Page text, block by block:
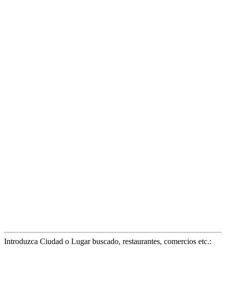
Introduzca Ciudad o Lugar buscado, restaurantes, comercios etc.: